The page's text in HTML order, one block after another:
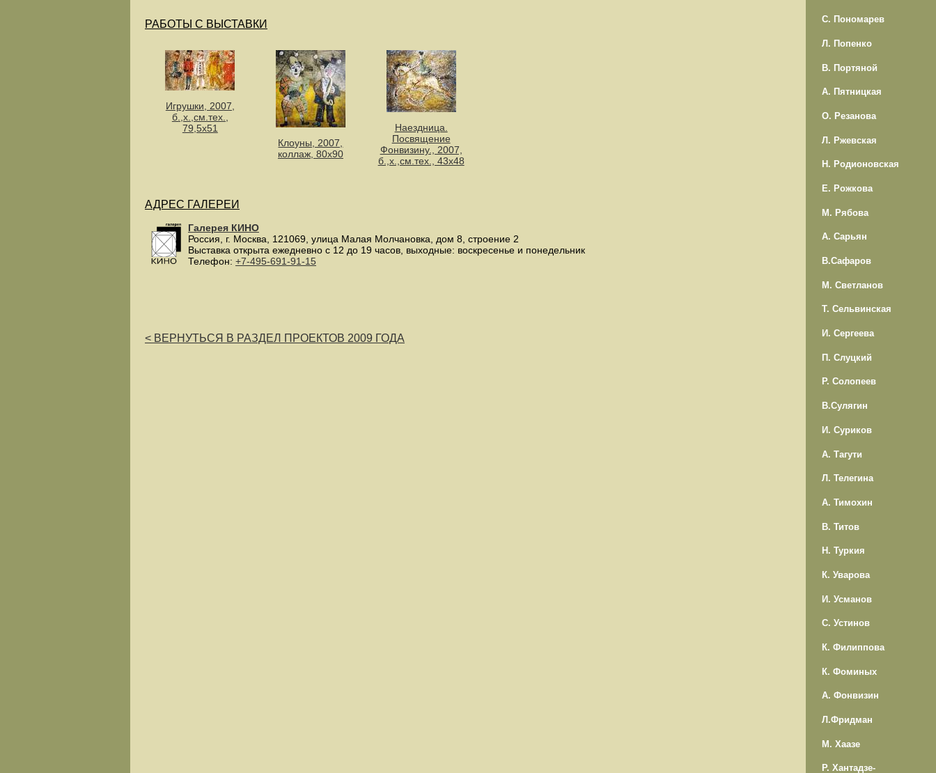
РАБОТЫ С ВЫСТАВКИ
Игрушки, 2007,
б.,х.,см.тех.,
79,5х51
Клоуны, 2007,
коллаж, 80х90
Наездница.
Посвящение
Фонвизину., 2007,
б.,х.,см.тех., 43х48
АДРЕС ГАЛЕРЕИ
Галерея КИНО
Россия , г. Москва 121069 улица Малая Молчановка, дом 8, строение 2
Выставка открыта ежедневно с 12 до 19 часов, выходные: воскресенье и понедельник
Телефон: +7-495-691-91-15
< ВЕРНУТЬСЯ В РАЗДЕЛ ПРОЕКТОВ 2009 ГОДА
С. Пономарев
Л. Попенко
В. Портяной
А. Пятницкая
О. Резанова
Л. Ржевская
Н. Родионовская
Е. Рожкова
М. Рябова
А. Сарьян
В.Сафаров
М. Светланов
Т. Сельвинская
И. Сергеева
П. Слуцкий
Р. Солопеев
В.Сулягин
И. Суриков
А. Тагути
Л. Телегина
А. Тимохин
В. Титов
Н. Туркия
К. Уварова
И. Усманов
С. Устинов
К. Филиппова
К. Фоминых
А. Фонвизин
Л.Фридман
М. Хаазе
Р. Хантадзе-